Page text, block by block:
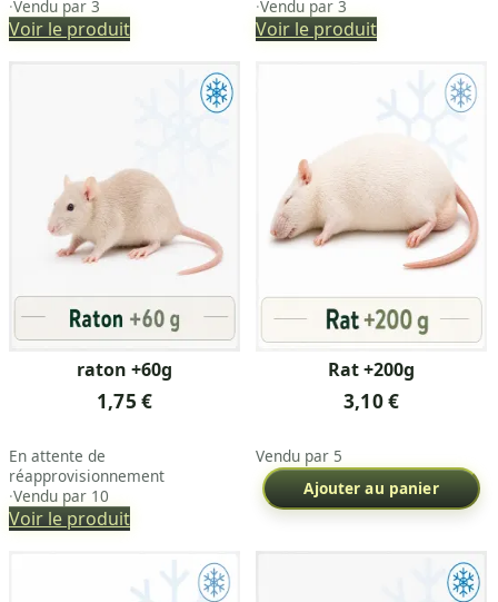
·Vendu par 3
Voir le produit
·Vendu par 3
Voir le produit
raton +60g
1,75 €
En attente de
réapprovisionnement
·Vendu par 10
Voir le produit
Rat +200g
3,10 €
Vendu par 5
Ajouter au panier